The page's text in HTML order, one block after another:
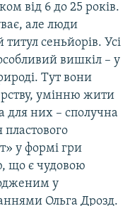
від 6 до 25 років.
але люди
сеньйорів. Усі
вишкіл – у
Тут вони
умінню жити
для них – сполучна
у формі гри
що є чудовою
у
Ольга Дрозд.